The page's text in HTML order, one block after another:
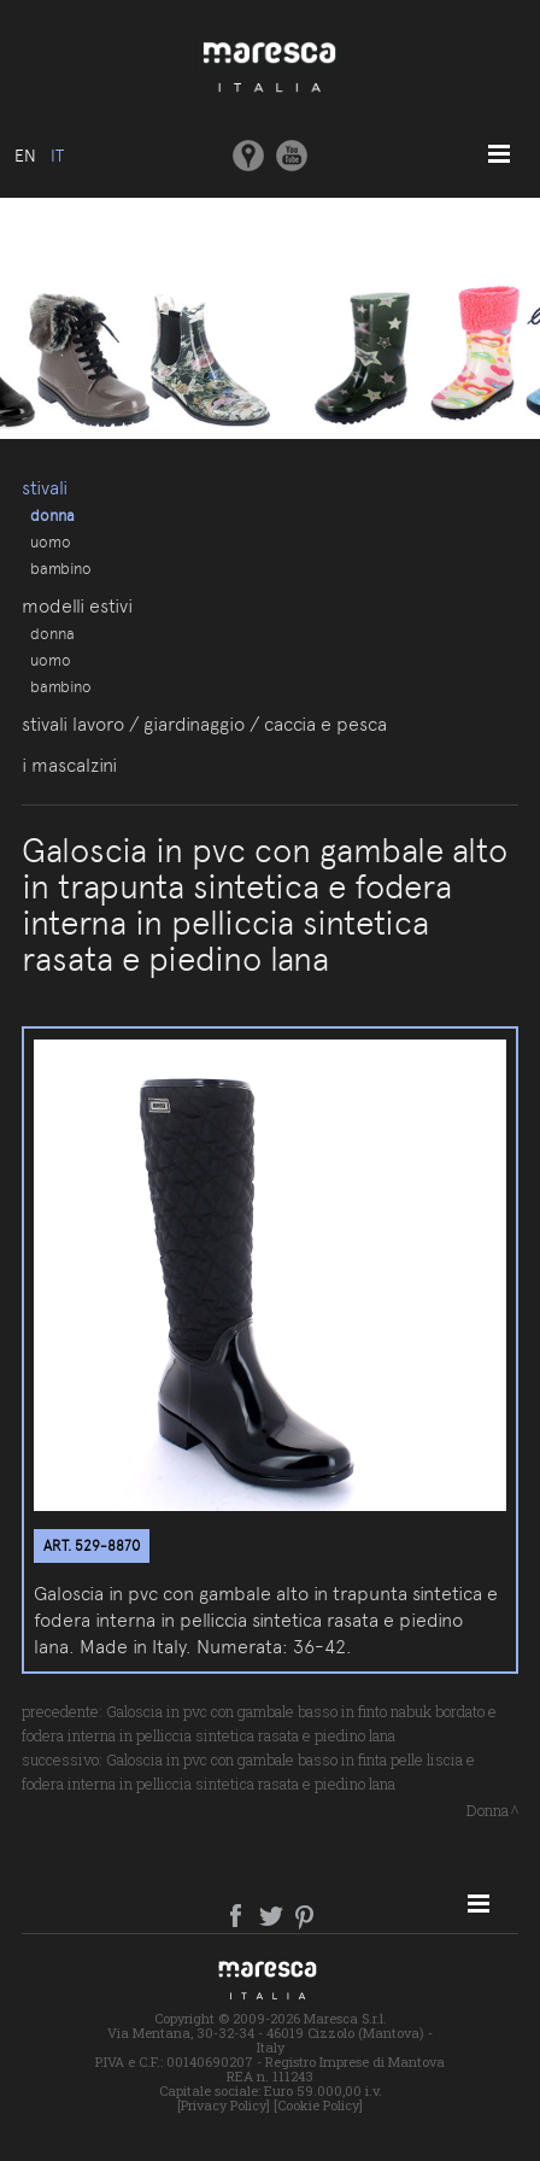
EN IT
STAMPI E MACCHINARI
COMUNICAZIONE
stivali
donna
uomo
bambino
modelli estivi
donna
uomo
bambino
stivali lavoro / giardinaggio / caccia e pesca
i mascalzini
Galoscia in pvc con gambale alto
in trapunta sintetica e fodera
interna in pelliccia sintetica
rasata e piedino lana
ART. 529-8870
Galoscia in pvc con gambale alto in trapunta sintetica e
fodera interna in pelliccia sintetica rasata e piedino
lana. Made in Italy. Numerata: 36-42.
precedente: Galoscia in pvc con gambale basso in finto nabuk bordato e
fodera interna in pelliccia sintetica rasata e piedino lana
successivo: Galoscia in pvc con gambale basso in finta pelle liscia e
fodera interna in pelliccia sintetica rasata e piedino lana
Donna
SITE MAP
Copyright © 2009-2026 Maresca S.r.l.
Via Mentana, 30-32-34 - 46019 Cizzolo (Mantova) -
Italy
P.IVA e C.F.: 00140690207 - Registro Imprese di Mantova
REA n. 111243
Capitale sociale: Euro 59.000,00 i.v.
[Privacy Policy] [Cookie Policy]